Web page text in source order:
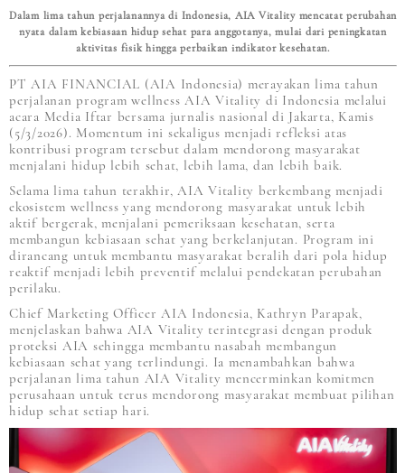
Dalam lima tahun perjalanannya di Indonesia, AIA Vitality mencatat perubahan
nyata dalam kebiasaan hidup sehat para anggotanya, mulai dari peningkatan
aktivitas fisik hingga perbaikan indikator kesehatan.
PT AIA FINANCIAL (AIA Indonesia) merayakan lima tahun
perjalanan program wellness AIA Vitality di Indonesia melalui
acara Media Iftar bersama jurnalis nasional di Jakarta, Kamis
(5/3/2026). Momentum ini sekaligus menjadi refleksi atas
kontribusi program tersebut dalam mendorong masyarakat
menjalani hidup lebih sehat, lebih lama, dan lebih baik.
Selama lima tahun terakhir, AIA Vitality berkembang menjadi
ekosistem wellness yang mendorong masyarakat untuk lebih
aktif bergerak, menjalani pemeriksaan kesehatan, serta
membangun kebiasaan sehat yang berkelanjutan. Program ini
dirancang untuk membantu masyarakat beralih dari pola hidup
reaktif menjadi lebih preventif melalui pendekatan perubahan
perilaku.
Chief Marketing Officer AIA Indonesia, Kathryn Parapak,
menjelaskan bahwa AIA Vitality terintegrasi dengan produk
proteksi AIA sehingga membantu nasabah membangun
kebiasaan sehat yang terlindungi. Ia menambahkan bahwa
perjalanan lima tahun AIA Vitality mencerminkan komitmen
perusahaan untuk terus mendorong masyarakat membuat pilihan
hidup sehat setiap hari.